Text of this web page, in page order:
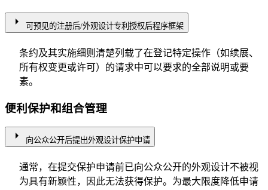
arrow_right 可预见的注册后/外观设计专利授权后程序框架
条约及其实施细则清楚列载了在登记特定操作（如续展、
所有权变更或许可）的请求中可以要求的全部说明或要
素。
便利保护和组合管理
arrow_right 向公众公开后提出外观设计保护申请
通常，在提交保护申请前已向公众公开的外观设计不被视
为具有新颖性，因此无法获得保护。为最大限度降低申请